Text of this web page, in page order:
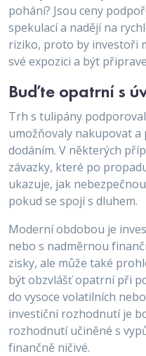
pohání? Jsou ceny
spekulací a nadějí na
riziko, proto by investoři
své expozici a být
Buďte opatrní s
Trh s tulipány
umožňovaly nakupovat
dodáním. V některých
závazky, které po
ukazuje, jak
pokud se spojí s dluhem.
Moderní obdobou je
nebo s nadměrnou
zisky, ale může také
být obzvlášť opatrní při
do vysoce volatilních
investiční rozhodnutí je
rozhodnutí učiněné s
finančně ničivé.